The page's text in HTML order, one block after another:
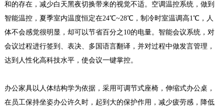
和的存在，减少白天黑夜切换带来的视觉不适。空调温控系统，做到
智能温控，夏季室内温度恒定在24℃~28℃，制冷时室温调高1℃，人
体不会感觉很明显，却可以节省百分之10的电量。智能会议系统，对
会议过程进行签到、表决、多国语言翻译，并对过程中做发言管理，
达到人性化高科技水平，使会议一键掌控。
办公家具以人体结构学为依据，采用可调节式座椅，伸缩式办公桌，
在员工保持坐姿办公许久时，起到大的保护作用，减少疲劳感，降低
现代办公室装修_金丰禾
本设计案例大气经典，宽敞的前台接待空间，以
明快的线条构筑基本的框架，简明清晰；在明朗
的空间构图里...
2018-06-26
本案虽屋况老旧，基地面积却很大，让设计团队
得以大刀阔斧发挥空间配置专业以及安全建设。